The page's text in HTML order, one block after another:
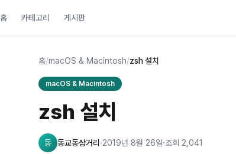
홈 카테고리 게시판
홈/macOS & Macintosh/zsh 설치
macOS & Macintosh
zsh 설치
동 동교동삼거리 ·2019년 8월 26일·조회 2,041